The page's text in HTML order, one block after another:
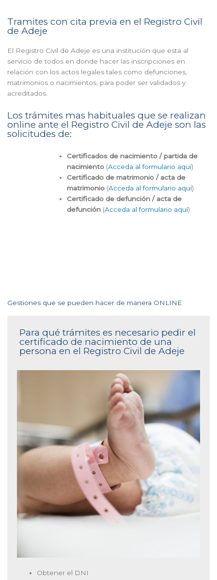
Tramites con cita previa en el Registro Civil
de Adeje
El Registro Civil de Adeje es una institución que esta al
servicio de todos en donde hacer las inscripciones en
relación con los actos legales tales como defunciones,
matrimonios o nacimientos, para poder ser validados y
acreditados.
Los trámites mas habituales que se realizan
online ante el Registro Civil de Adeje son las
solicitudes de:
Certificados de nacimiento / partida de
nacimiento (Acceda al formulario aquí)
Certificado de matrimonio / acta de
matrimonio (Acceda al formulario aquí)
Certificado de defunción / acta de
defunción (Acceda al formulario aquí)
Gestiones que se pueden hacer de manera ONLINE
Para qué trámites es necesario pedir el
certificado de nacimiento de una
persona en el Registro Civil de Adeje
Obtener el DNI